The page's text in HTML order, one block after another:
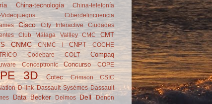
China-tecnología
China-telefonía
Ciberdelincuencia
Cisco City Interactive
Ciudades
Club Málaga Vallley CMC
CMT
CNMC CNMC l CNPT
COCHE
Codebare COLT Compaq
Conceptronic Concurso COPE
3D Cotec Crimson
CSIC
D-link Dassault Sysèmes Dassault
Data Becker Deimos Dell
Denon